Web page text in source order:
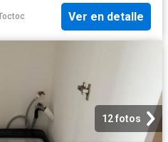
Ver en detalle
12 fotos